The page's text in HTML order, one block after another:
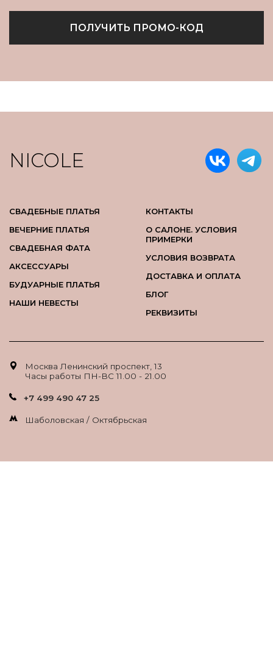
ПОЛУЧИТЬ ПРОМО-КОД
NICOLE
СВАДЕБНЫЕ ПЛАТЬЯ
ВЕЧЕРНИЕ ПЛАТЬЯ
СВАДЕБНАЯ ФАТА
АКСЕССУАРЫ
БУДУАРНЫЕ ПЛАТЬЯ
НАШИ НЕВЕСТЫ
КОНТАКТЫ
О САЛОНЕ. УСЛОВИЯ
ПРИМЕРКИ
УСЛОВИЯ ВОЗВРАТА
ДОСТАВКА И ОПЛАТА
БЛОГ
РЕКВИЗИТЫ
Москва Ленинский проспект, 13
Часы работы ПН-ВС 11.00 - 21.00
+7 499 490 47 25
Шаболовская / Октябрьская